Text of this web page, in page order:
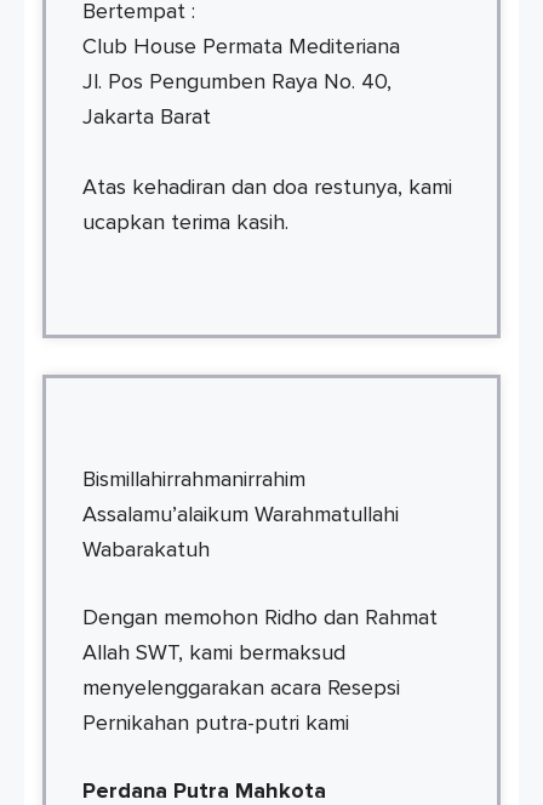
Bertempat :
Club House Permata Mediteriana
Jl. Pos Pengumben Raya No. 40,
Jakarta Barat
Atas kehadiran dan doa restunya, kami
ucapkan terima kasih.
Bismillahirrahmanirrahim
Assalamu’alaikum Warahmatullahi
Wabarakatuh
Dengan memohon Ridho dan Rahmat
Allah SWT, kami bermaksud
menyelenggarakan acara Resepsi
Pernikahan putra-putri kami
Perdana Putra Mahkota